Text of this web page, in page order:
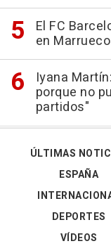
El FC
en
Iyana
porque no
partidos"
ÚLTIMAS
ESPAÑA
DEPORTES
VÍDEOS